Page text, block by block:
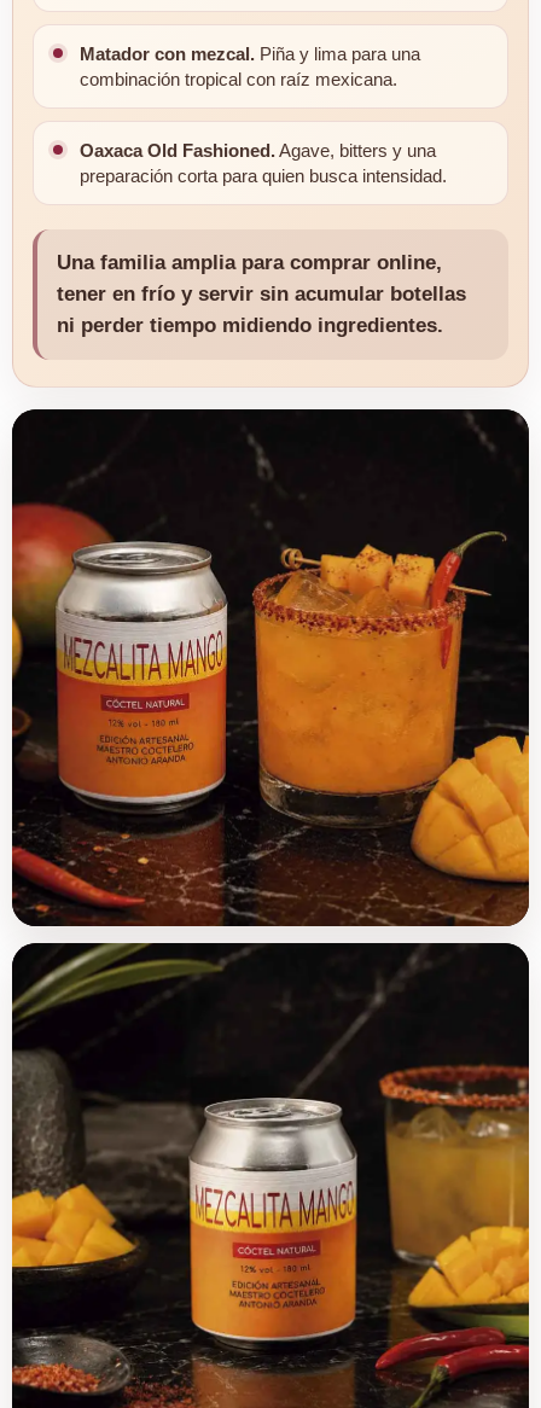
Matador con mezcal. Piña y lima para una
combinación tropical con raíz mexicana.
Oaxaca Old Fashioned.Agave, bitters y una
preparación corta para quien busca intensidad.
Una familia amplia para comprar online,
tener en frío y servir sin acumular botellas
ni perder tiempo midiendo ingredientes.